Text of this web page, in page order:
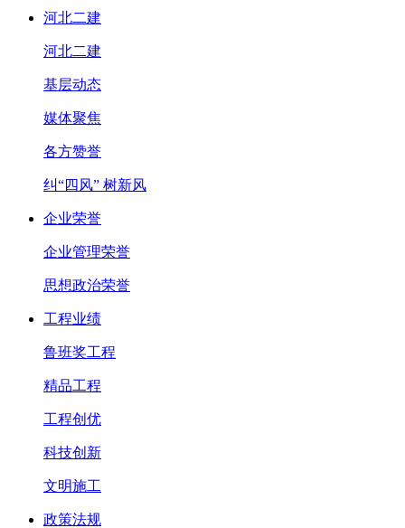
河北二建
河北二建
基层动态
媒体聚焦
各方赞誉
纠“四风” 树新风
企业荣誉
企业管理荣誉
思想政治荣誉
工程业绩
鲁班奖工程
精品工程
工程创优
科技创新
文明施工
政策法规